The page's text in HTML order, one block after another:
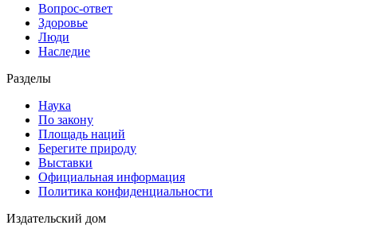
Вопрос-ответ
Здоровье
Люди
Наследие
Разделы
Наука
По закону
Площадь наций
Берегите природу
Выставки
Официальная информация
Политика конфиденциальности
Издательский дом